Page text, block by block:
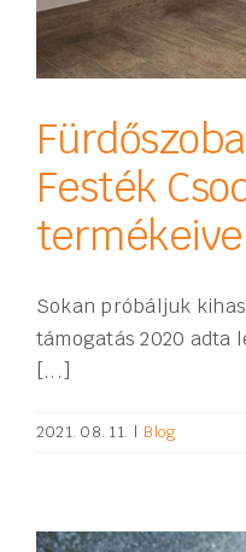
Festék
Sokan próbáljuk
támogatás 2020 adta
[...]
2021. 08. 11. | Blog